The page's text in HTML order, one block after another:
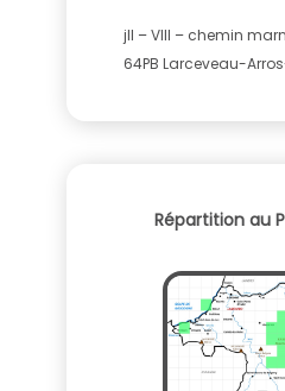
jll – VIII – chemin
64PB Larceveau-
Répartition au